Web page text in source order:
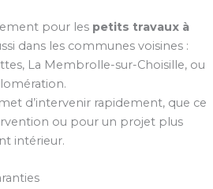
pour les petits travaux à
dans les communes voisines :
La Membrolle-sur-Choisille, ou
d’intervenir rapidement, que ce
ou pour un projet plus
intérieur.